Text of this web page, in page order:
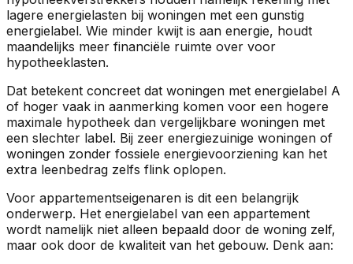
lagere energielasten bij woningen met een gunstig
energielabel. Wie minder kwijt is aan energie, houdt
maandelijks meer financiële ruimte over voor
hypotheeklasten.
Dat betekent concreet dat woningen met energielabel A
of hoger vaak in aanmerking komen voor een hogere
maximale hypotheek dan vergelijkbare woningen met
een slechter label. Bij zeer energiezuinige woningen of
woningen zonder fossiele energievoorziening kan het
extra leenbedrag zelfs flink oplopen.
Voor appartementseigenaren is dit een belangrijk
onderwerp. Het energielabel van een appartement
wordt namelijk niet alleen bepaald door de woning zelf,
maar ook door de kwaliteit van het gebouw. Denk aan: